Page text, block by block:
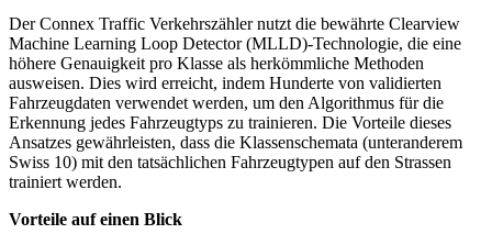
Der Connex Traffic Verkehrszähler nutzt die bewährte Clearview
Machine Learning Loop Detector (MLLD)-Technologie, die eine
höhere Genauigkeit pro Klasse als herkömmliche Methoden
ausweisen. Dies wird erreicht, indem Hunderte von validierten
Fahrzeugdaten verwendet werden, um den Algorithmus für die
Erkennung jedes Fahrzeugtyps zu trainieren. Die Vorteile dieses
Ansatzes gewährleisten, dass die Klassenschemata (unteranderem
Swiss 10) mit den tatsächlichen Fahrzeugtypen auf den Strassen
trainiert werden.
Vorteile auf einen Blick